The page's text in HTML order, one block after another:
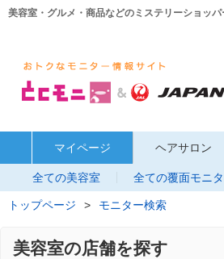
美容室・グルメ・商品などのミステリーショッ
マイページ ヘアサロン
全ての美容室 全ての覆面モニ
トップページ > モニター検索
美容室の店舗を探す